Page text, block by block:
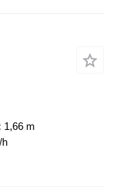
1,66 m
h